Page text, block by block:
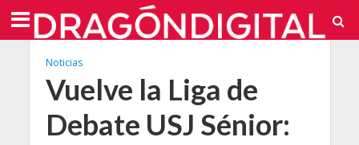
Noticias
Vuelve la Liga de
Debate USJ Sénior: